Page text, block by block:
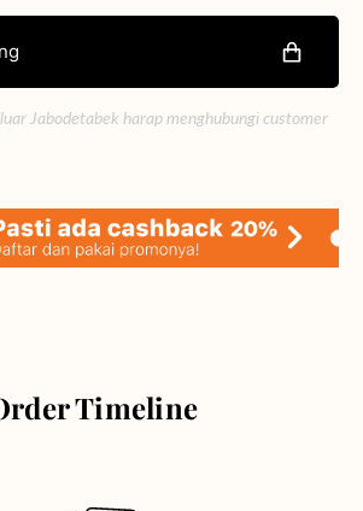
Jabodetabek harap menghubungi customer
Timeline